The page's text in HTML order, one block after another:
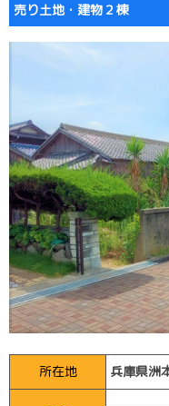
売り土地・建物２棟
所在地 兵庫県洲